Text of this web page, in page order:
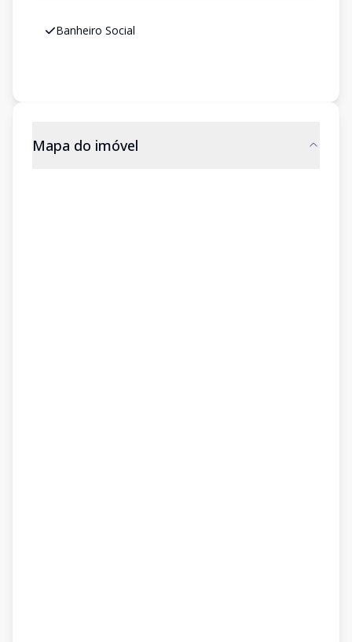
Banheiro Social
Mapa do imóvel